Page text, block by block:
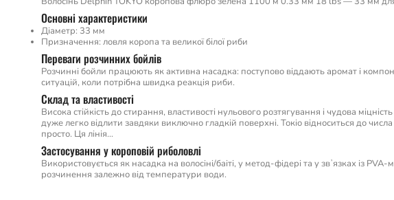
Основні характеристики
Діаметр: 33 мм
Призначення: ловля коропа та великої білої риби
Переваги розчинних бойлів
Розчинні бойли працюють як активна насадка: поступово віддають аромат і
ситуацій, коли потрібна швидка реакція риби.
Склад та властивості
Висока стійкість до стирання, властивості нульового розтягування і чудова
дуже легко відлити завдяки виключно гладкій поверхні. Токіо відноситься до
просто. Ця лінія…
Застосування у короповій риболовлі
Використовується як насадка на волосіні/баіті, у метод-фідері та у звʼязках із
розчинення залежно від температури води.